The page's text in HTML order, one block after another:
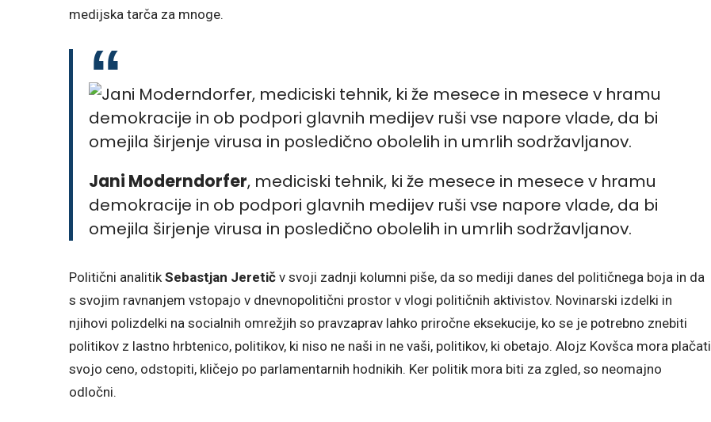
medijska tarča za mnoge.
Jani Moderndorfer, mediciski tehnik, ki že mesece in mesece v hramu
demokracije in ob podpori glavnih medijev ruši vse napore vlade, da bi
omejila širjenje virusa in posledično obolelih in umrlih sodržavljanov.
Politični analitikSebastjan Jeretič v svoji zadnji kolumni piše, da so mediji danes del političnega boja in da
s svojim ravnanjem vstopajo v dnevnopolitični prostor v vlogi političnih aktivistov. Novinarski izdelki in
njihovi polizdelki na socialnih omrežjih so pravzaprav lahko priročne eksekucije, ko se je potrebno znebiti
politikov z lastno hrbtenico, politikov, ki niso ne naši in ne vaši, politikov, ki obetajo. Alojz Kovšca mora plačati
svojo ceno, odstopiti, kličejo po parlamentarnih hodnikih. Ker politik mora biti za zgled, so neomajno
odločni.